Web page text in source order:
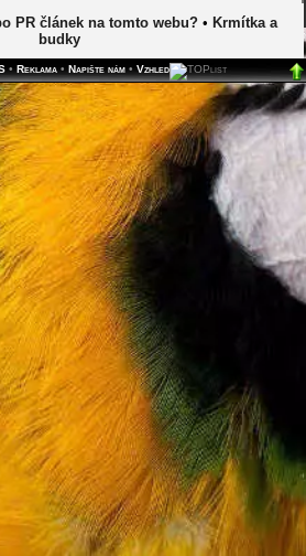
PR článek na tomto webu? • Krmítka a
budky
• Reklama • Napište nám • Vzhled